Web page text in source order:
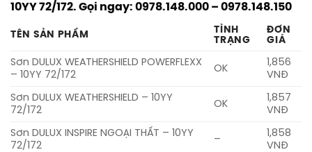
10YY 72/172. Gọi ngay: 0978.148.000 – 0978.148.150
TÊN SẢN PHẨM
TÌNH
TRẠNG
ĐƠN
GIÁ
Sơn DULUX WEATHERSHIELD POWERFLEXX
– 10YY 72/172
OK
1,856
VNĐ
Sơn DULUX WEATHERSHIELD – 10YY
72/172
OK
1,857
VNĐ
Sơn DULUX INSPIRE NGOẠI THẤT – 10YY
72/172
–
1,858
VNĐ